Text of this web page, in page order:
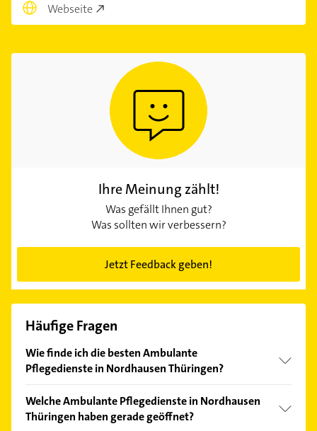
Webseite
Ihre Meinung zählt!
Was gefällt Ihnen gut?
Was sollten wir verbessern?
Jetzt Feedback geben!
Häufige Fragen
Wie finde ich die besten Ambulante
Pflegedienste in Nordhausen Thüringen?
Kundenmeinungen und profitieren Sie von den
Empfehlungen. Die Suchergebnisse können Sie sich
Welche Ambulante Pflegedienste in Nordhausen
Thüringen haben gerade geöffnet?